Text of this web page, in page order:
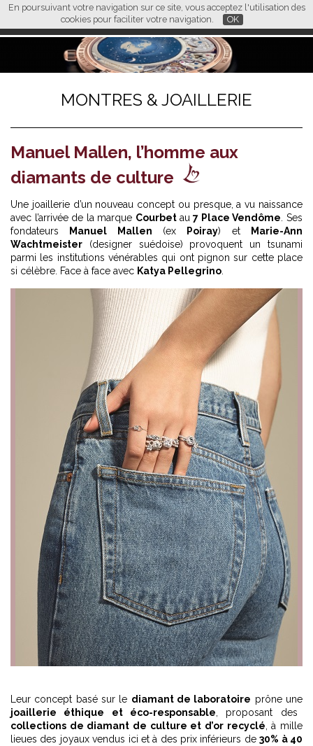
En poursuivant votre navigation sur ce site, vous acceptez l'utilisation des
cookies pour faciliter votre navigation.
OK
FR EN CN
L M
MONTRES & JOAILLERIE
Manuel Mallen, l’homme aux
diamants de culture
Une joaillerie d’un nouveau concept ou presque, a vu naissance
avec l’arrivée de la marque Courbet au7 Place Vendôme . Ses
fondateurs
Manuel Mallen (ex Poiray) et
Marie-Ann
Wachtmeister (designer suédoise) provoquent un tsunami
parmi les institutions vénérables qui ont pignon sur cette place
si célèbre. Face à face avec Katya Pellegrino
Leur concept basé sur le diamant de laboratoire prône une
joaillerie éthique et éco-responsable , proposant des
collections de diamant de culture et d’or recyclé , à mille
lieues des joyaux vendus ici et à des prix inférieurs de30% à 40